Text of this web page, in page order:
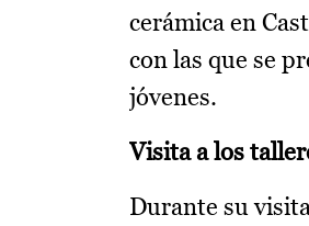
cerámica en
con las que se
jóvenes.
Visita a los
Durante su